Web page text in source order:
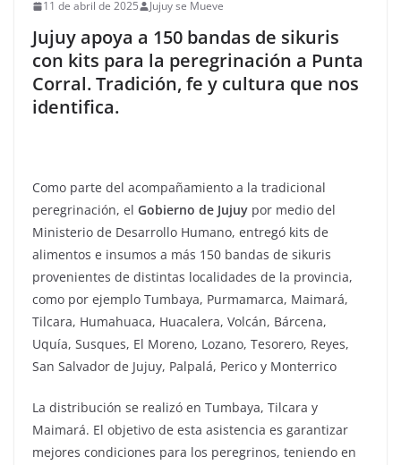
11 de abril de 2025 Jujuy se Mueve
Jujuy apoya a 150 bandas de sikuris
con kits para la peregrinación a Punta
Corral. Tradición, fe y cultura que nos
identifica.
Como parte del acompañamiento a la tradicional
peregrinación, el Gobierno de Jujuy por medio del
Ministerio de Desarrollo Humano, entregó kits de
alimentos e insumos a más 150 bandas de sikuris
provenientes de distintas localidades de la provincia,
como por ejemplo Tumbaya, Purmamarca, Maimará,
Tilcara, Humahuaca, Huacalera, Volcán, Bárcena,
Uquía, Susques, El Moreno, Lozano, Tesorero, Reyes,
San Salvador de Jujuy, Palpalá, Perico y Monterrico
La distribución se realizó en Tumbaya, Tilcara y
Maimará. El objetivo de esta asistencia es garantizar
mejores condiciones para los peregrinos, teniendo en